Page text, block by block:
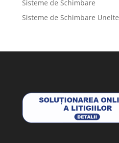
Sisteme de Schimbare
Sisteme de Schimbare Unelte